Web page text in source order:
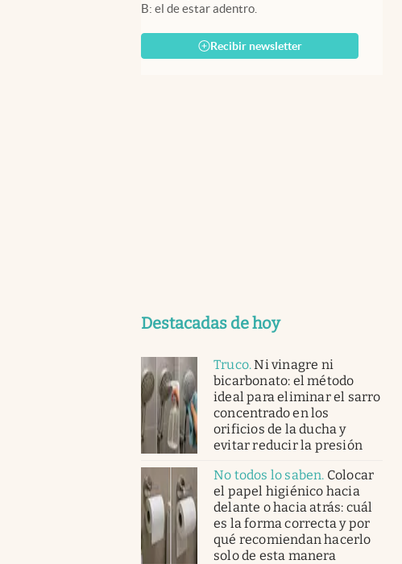
B: el de estar adentro.
Recibir newsletter
Destacadas de hoy
Truco.Ni vinagre ni
bicarbonato: el método
ideal para eliminar el sarro
concentrado en los
orificios de la ducha y
evitar reducir la presión
No todos lo saben. Colocar
el papel higiénico hacia
delante o hacia atrás: cuál
es la forma correcta y por
qué recomiendan hacerlo
solo de esta manera